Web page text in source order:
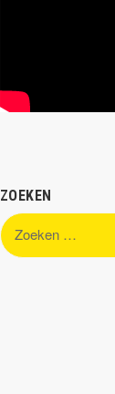
ZOEKEN
Zoeken
naar: